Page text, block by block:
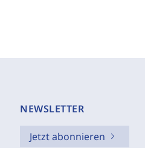
NEWSLETTER
Jetzt abonnieren